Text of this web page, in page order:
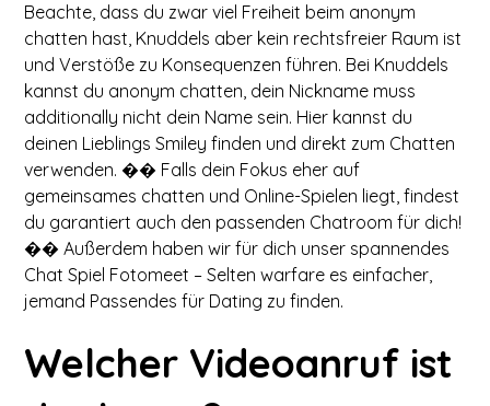
Beachte, dass du zwar viel Freiheit beim anonym
chatten hast, Knuddels aber kein rechtsfreier Raum ist
und Verstöße zu Konsequenzen führen. Bei Knuddels
kannst du anonym chatten, dein Nickname muss
additionally nicht dein Name sein. Hier kannst du
deinen Lieblings Smiley finden und direkt zum Chatten
verwenden. �� Falls dein Fokus eher auf
gemeinsames chatten und Online-Spielen liegt, findest
du garantiert auch den passenden Chatroom für dich!
�� Außerdem haben wir für dich unser spannendes
Chat Spiel Fotomeet – Selten warfare es einfacher,
jemand Passendes für Dating zu finden.
Welcher Videoanruf ist